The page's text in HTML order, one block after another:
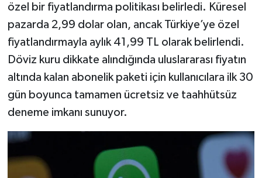
özel bir fiyatlandırma politikası belirledi. Küresel
pazarda 2,99 dolar olan, ancak Türkiye’ye özel
fiyatlandırmayla aylık 41,99 TL olarak belirlendi.
Döviz kuru dikkate alındığında uluslararası fiyatın
altında kalan abonelik paketi için kullanıcılara ilk 30
gün boyunca tamamen ücretsiz ve taahhütsüz
deneme imkanı sunuyor.